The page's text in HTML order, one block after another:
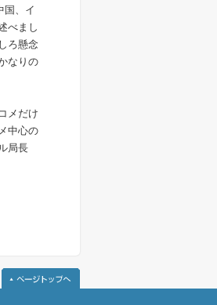
国、イ
べまし
ろ懸念
なりの
メだけ
中心の
局長